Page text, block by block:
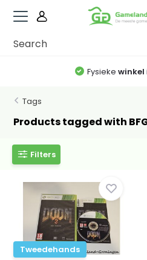
Fysieke winkel
Tags
Products tagged with
Filters
Tweedehands